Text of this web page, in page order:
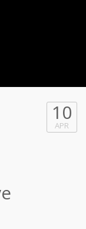
10
APR